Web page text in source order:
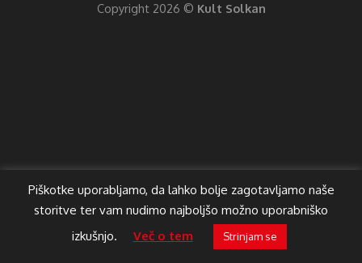
Piškotke uporabljamo, da lahko bolje zagotavljamo naše
storitve ter vam nudimo najboljšo možno uporabniško
izkušnjo.
Več o tem Strinjam se
Copyright 2026 © Kult Solkan